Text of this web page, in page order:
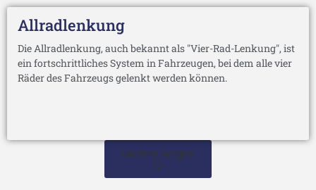
Allradlenkung
Die Allradlenkung, auch bekannt als "Vier-Rad-Lenkung", ist
ein fortschrittliches System in Fahrzeugen, bei dem alle vier
Räder des Fahrzeugs gelenkt werden können.
weitere zeigen